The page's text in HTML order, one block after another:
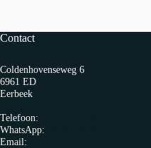
Contact
Coldenhovenseweg 6
6961 ED
Eerbeek
Telefoon:
WhatsApp:
Email: